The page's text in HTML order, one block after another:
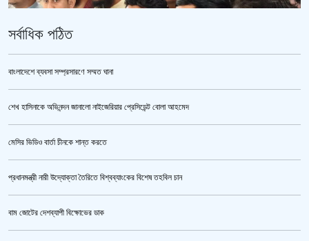
ভারতকে ভয় পেয়েই কি ফেলানী ও মোদিবিরোধী আন্দোলনের ছবি সরানো হয়েছে?’
সর্বাধিক পঠিত
বাংলাদেশে ব্যবসা সম্প্রসারণে সম্মত ঘানা
শেখ হাসিনাকে অভিনন্দন জানালো নাইজেরিয়ার প্রেসিডেন্ট বোলা আহমেদ
মেসির ভিডিও বার্তা চীনকে শান্ত করতে
প্রধানমন্ত্রী নারী উদ্যোক্তা তৈরিতে বিশ্বব্যাংকের বিশেষ তহবিল চান
বাম জোটের দেশব্যাপী বিক্ষোভের ডাক